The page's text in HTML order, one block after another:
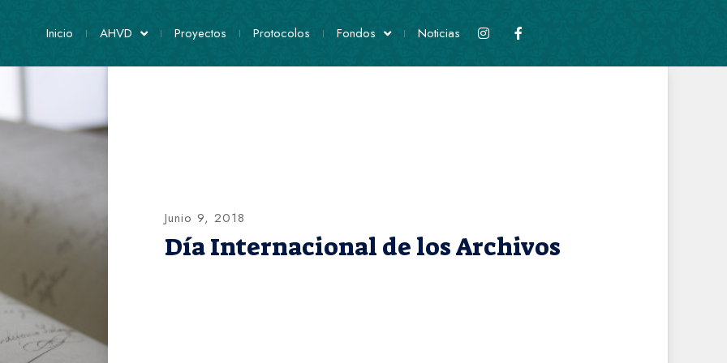
Inicio AHVD Proyectos Protocolos Fondos Noticias
Junio 9, 2018
Día Internacional de los Archivos